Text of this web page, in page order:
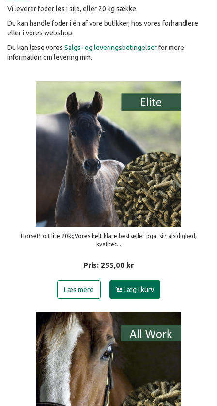
Vi leverer foder løs i silo, eller 20 kg sække.
Du kan handle foder i én af vore butikker, hos vores forhandlere
eller i vores webshop.
Du kan læse vores Salgs- og leveringsbetingelserfor mere
information om levering mm.
HorsePro Elite 20kgVores helt klare bestseller pga. sin alsidighed,
kvalitet...
Pris: 255,00 kr
Læs mere Læg i kurv